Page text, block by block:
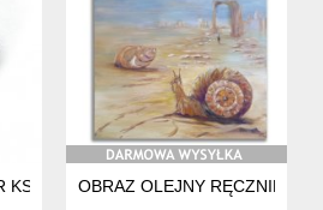
KSIĄŻKA DLA MIŁOŚNIKÓW CZYTANIA
OBRAZ OLEJNY RĘCZNIE